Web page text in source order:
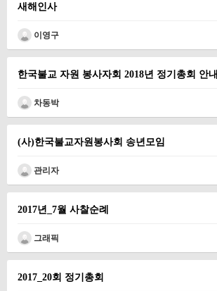
새해인사
이영구
한국불교 자원 봉사자회 2018년 정기총회 안내
차동박
(사)한국불교자원봉사회 송년모임
관리자
2017년_7월 사찰순례
그래픽
2017_20회 정기총회